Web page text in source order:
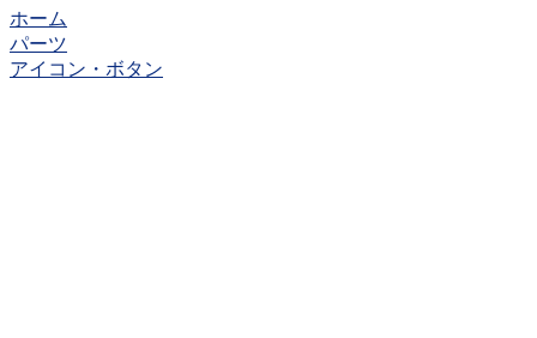
ホーム
パーツ
アイコン・ボタン